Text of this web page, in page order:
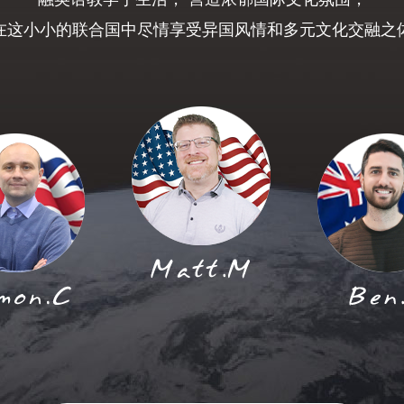
这小小的联合国中尽情享受异国风情和多元文化交融之